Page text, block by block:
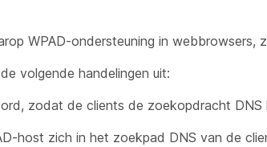
WPAD-ondersteuning in webbrowsers,
volgende handelingen uit:
zodat de clients de zoekopdracht DNS
host zich in het zoekpad DNS van de